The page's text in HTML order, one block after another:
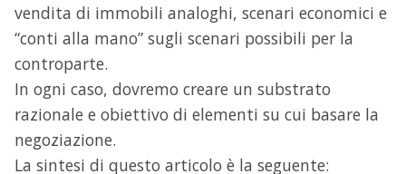
vendita di immobili analoghi, scenari economici e
“conti alla mano” sugli scenari possibili per la
controparte.
In ogni caso, dovremo creare un substrato
razionale e obiettivo di elementi su cui basare la
negoziazione.
La sintesi di questo articolo è la seguente: